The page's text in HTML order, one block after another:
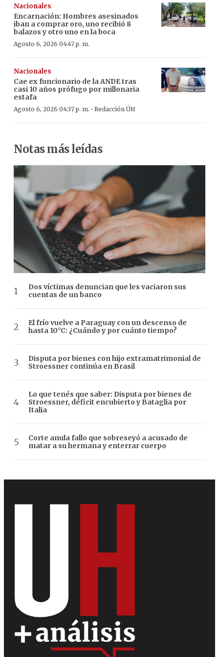
Nacionales
Encarnación: Hombres asesinados
iban a comprar oro, uno recibió 8
balazos y otro uno en la boca
Agosto 6, 2026 04:47 p. m.
Nacionales
Cae ex funcionario de la ANDE tras
casi 10 años prófugo por millonaria
estafa
Agosto 6, 2026 04:37 p. m. · Redacción ÚH
Notas más leídas
Dos víctimas denuncian que les vaciaron sus
cuentas de un banco
El frío vuelve a Paraguay con un descenso de
hasta 10°C: ¿Cuándo y por cuánto tiempo?
Disputa por bienes con hijo extramatrimonial de
Stroessner continúa en Brasil
Lo que tenés que saber: Disputa por bienes de
Stroessner, déficit encubierto y Bataglia por
Italia
Corte anula fallo que sobreseyó a acusado de
matar a su hermana y enterrar cuerpo